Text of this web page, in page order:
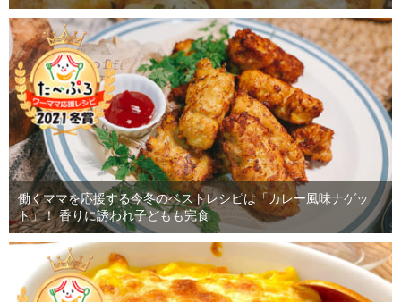
働くママを応援する今冬のベストレシピは「カレー風味ナゲッ
ト」！ 香りに誘われ子どもも完食